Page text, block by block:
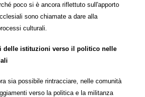
poco si è ancora riflettuto sull'apporto
sono chiamate a dare alla
culturali.
delle istituzioni verso il politico nelle
sia possibile rintracciare, nelle comunità
verso la politica e la militanza